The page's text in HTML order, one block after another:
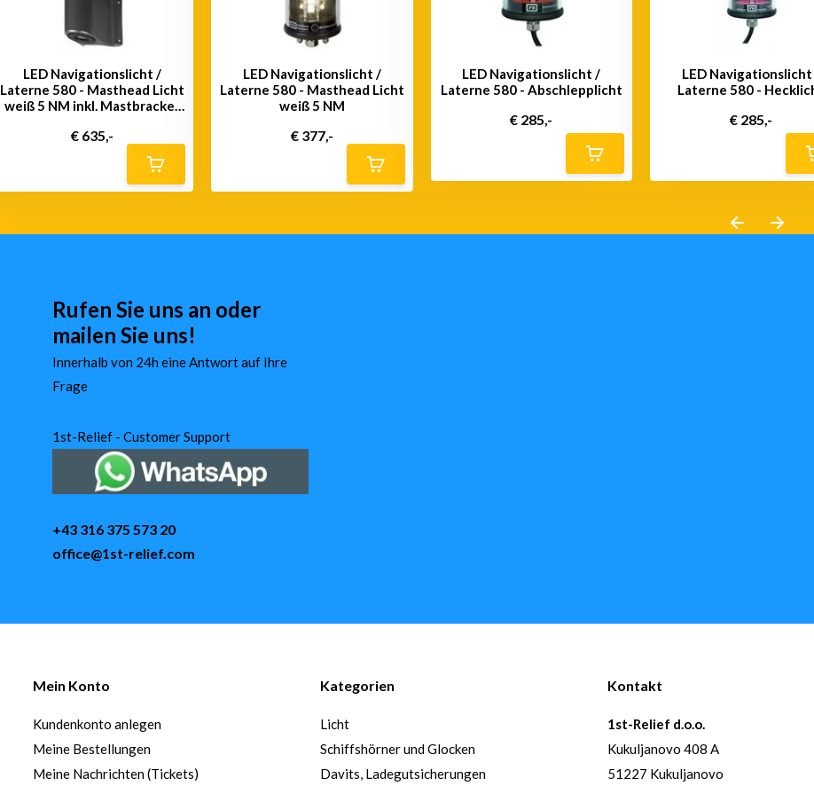
LED Navigationslicht /
Laterne 580 - Masthead Licht
weiß 5 NM inkl. Mastbracket
€ 635,-
LED Navigationslicht /
Laterne 580 - Masthead Licht
weiß 5 NM
€ 377,-
LED Navigationslicht /
Laterne 580 - Abschlepplicht
€ 285,-
LED
Laterne 580 -
€ 285,-
Rufen Sie uns an oder
mailen Sie uns!
Innerhalb von 24h eine Antwort auf Ihre
Frage
1st-Relief - Customer Support
+43 316 375 573 20
office@1st-relief.com
Mein Konto
Kundenkonto anlegen
Meine Bestellungen
Meine Nachrichten (Tickets)
Kategorien
Licht
Schiffshörner und Glocken
Davits, Ladegutsicherungen
Kontakt
1st-Relief d.o.o.
Kukuljanovo 408 A
51227 Kukuljanovo